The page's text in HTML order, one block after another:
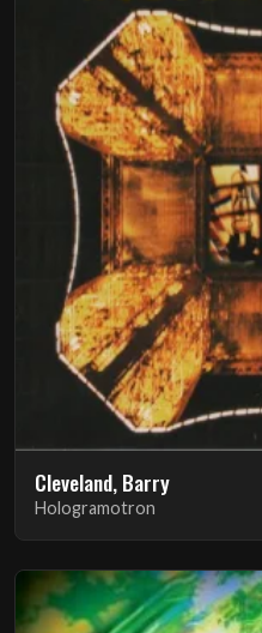
Cleveland, Barry
Hologramotron